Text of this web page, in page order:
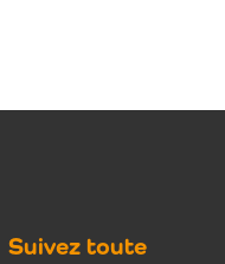
Suivez toute